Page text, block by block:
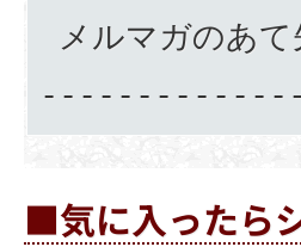
メルマガのあ
■気に入ったら